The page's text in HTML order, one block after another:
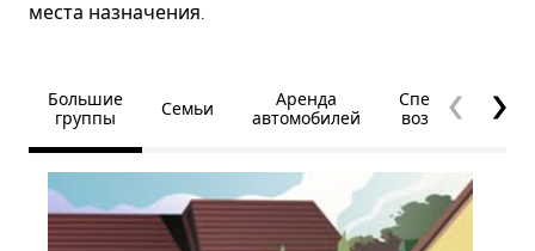
места назначения.
Большие
группы
Семьи
Аренда
автомобилей
Специальные
возможности